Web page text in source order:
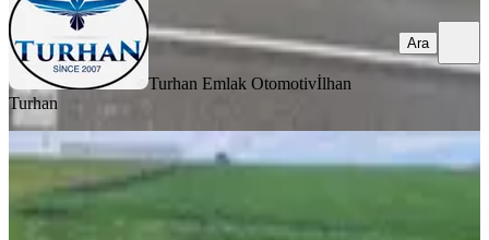
Turhan Emlak Otomotivİlhan
Turhan
Ara
Saray Kurtdere Mahallesinde Tek
Tapu 980 Metre Fiyat 690 Bin
Tekirdağ, Saray